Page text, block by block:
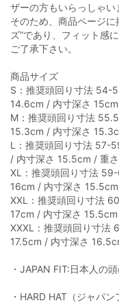
ザーの方もいらっしゃい
そのため、商品ページ
ズ”であり、フィット感
ご了承下さい。
商品サイズ
S：推奨頭回り寸法 54-
14.6cm / 内寸深さ
M：推奨頭回り寸法
15.3cm / 内寸深さ
L：推奨頭回り寸法 57-
/ 内寸深さ 15.5cm / 重
XL：推奨頭回り寸法
16cm / 内寸深さ
XXL：推奨頭回り寸法
17cm / 内寸深さ
XXXL：推奨頭回り寸
17.5cm / 内寸深さ
・JAPAN FIT:日本人の
・HARD HAT（ジャパン